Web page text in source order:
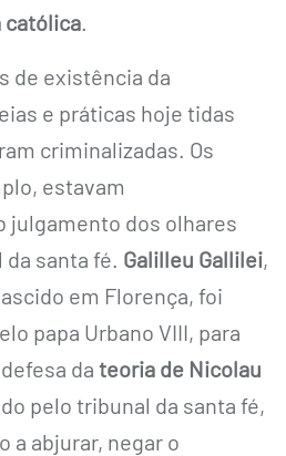
católica.
de existência da
e práticas hoje tidas
criminalizadas. Os
estavam
julgamento dos olhares
santa fé. Galilleu Gallilei,
em Florença, foi
papa Urbano VIII, para
da teoria de Nicolau
pelo tribunal da santa fé,
a abjurar, negar o